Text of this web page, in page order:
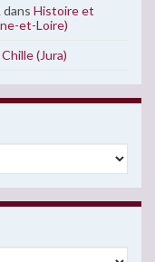
dans Histoire et
et-Loire)
(Jura)